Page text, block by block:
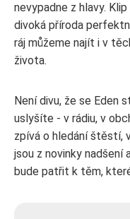
nevypadne z hlavy.
divoká příroda
ráj můžeme najít i v
života.
Není divu, že se Eden
uslyšíte - v rádiu, v
zpívá o hledání štěstí,
jsou z novinky nadšení
bude patřit k těm,